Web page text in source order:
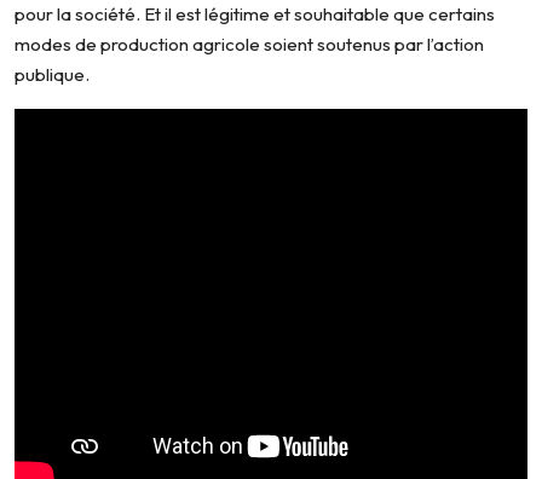
pour la société. Et il est légitime et souhaitable que certains
modes de production agricole soient soutenus par l’action
publique.